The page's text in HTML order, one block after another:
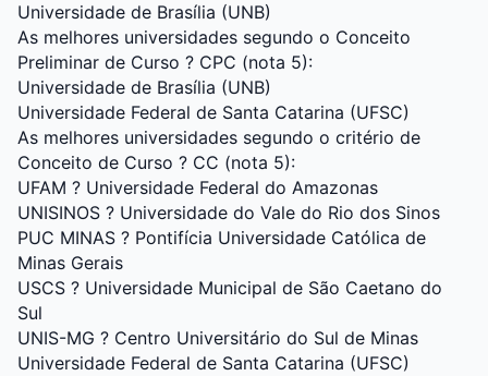
Universidade de Brasília (UNB)
As melhores universidades segundo o Conceito
Preliminar de Curso ? CPC (nota 5):
Universidade de Brasília (UNB)
Universidade Federal de Santa Catarina (UFSC)
As melhores universidades segundo o critério de
Conceito de Curso ? CC (nota 5):
UFAM ? Universidade Federal do Amazonas
UNISINOS ? Universidade do Vale do Rio dos Sinos
PUC MINAS ? Pontifícia Universidade Católica de
Minas Gerais
USCS ? Universidade Municipal de São Caetano do
Sul
UNIS-MG ? Centro Universitário do Sul de Minas
Universidade Federal de Santa Catarina (UFSC)